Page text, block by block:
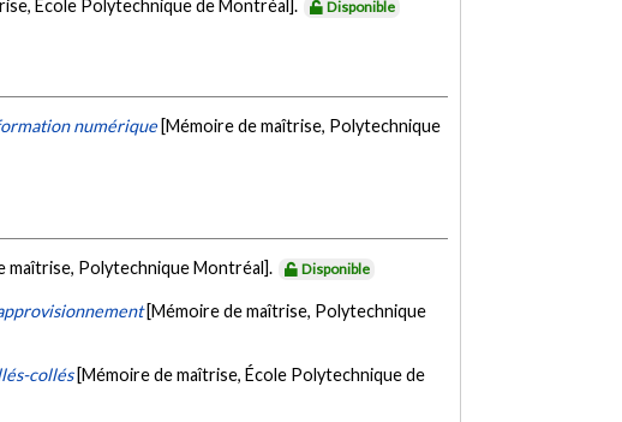
École Polytechnique de Montréal]. Disponible
numérique [Mémoire de maîtrise, Polytechnique
maîtrise, Polytechnique Montréal]. Disponible
[Mémoire de maîtrise, Polytechnique
collés [Mémoire de maîtrise, École Polytechnique de